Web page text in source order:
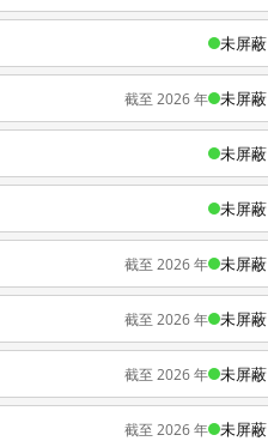
未屏蔽
截至 2026 年 未屏蔽
未屏蔽
未屏蔽
截至 2026 年 未屏蔽
截至 2026 年 未屏蔽
截至 2026 年 未屏蔽
截至 2026 年 未屏蔽